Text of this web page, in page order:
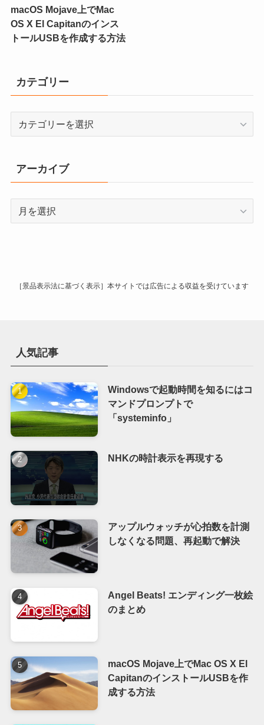
macOS Mojave上でMac
OS X El Capitanのインス
トールUSBを作成する方法
カテゴリー
リ
ー
アーカイブ
［景品表示法に基づく表示］本サイトでは広告による収益を受けています
人気記事
Windowsで起動時間を知るにはコ
マンドプロンプトで
「systeminfo」
NHKの時計表示を再現する
アップルウォッチが心拍数を計測
しなくなる問題、再起動で解決
Angel Beats! エンディング一枚絵
のまとめ
macOS Mojave上でMac OS X El
CapitanのインストールUSBを作
成する方法